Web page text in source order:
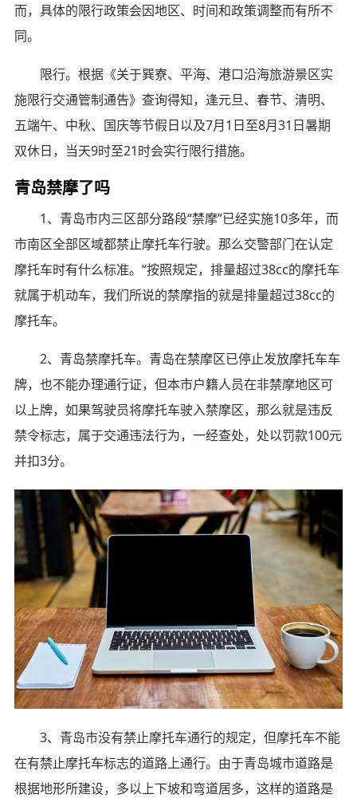
而，具体的限行政策会因地区、时间和政策调整而有所不
同。
限行。根据《关于巽寮、平海、港口沿海旅游景区实
施限行交通管制通告》查询得知，逢元旦、春节、清明、
五端午、中秋、国庆等节假日以及7月1日至8月31日暑期
双休日，当天9时至21时会实行限行措施。
青岛禁摩了吗
1、青岛市内三区部分路段“禁摩”已经实施10多年，而
市南区全部区域都禁止摩托车行驶。那么交警部门在认定
摩托车时有什么标准。“按照规定，排量超过38cc的摩托车
就属于机动车，我们所说的禁摩指的就是排量超过38cc的
摩托车。
2、青岛禁摩托车。青岛在禁摩区已停止发放摩托车车
牌，也不能办理通行证，但本市户籍人员在非禁摩地区可
以上牌，如果驾驶员将摩托车驶入禁摩区，那么就是违反
禁令标志，属于交通违法行为，一经查处，处以罚款100元
并扣3分。
3、青岛市没有禁止摩托车通行的规定，但摩托车不能
在有禁止摩托车标志的道路上通行。由于青岛城市道路是
根据地形所建设，多以上下坡和弯道居多，这样的道路是